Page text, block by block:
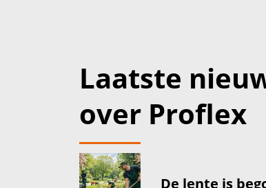
Laatste
over Proflex
De lente is